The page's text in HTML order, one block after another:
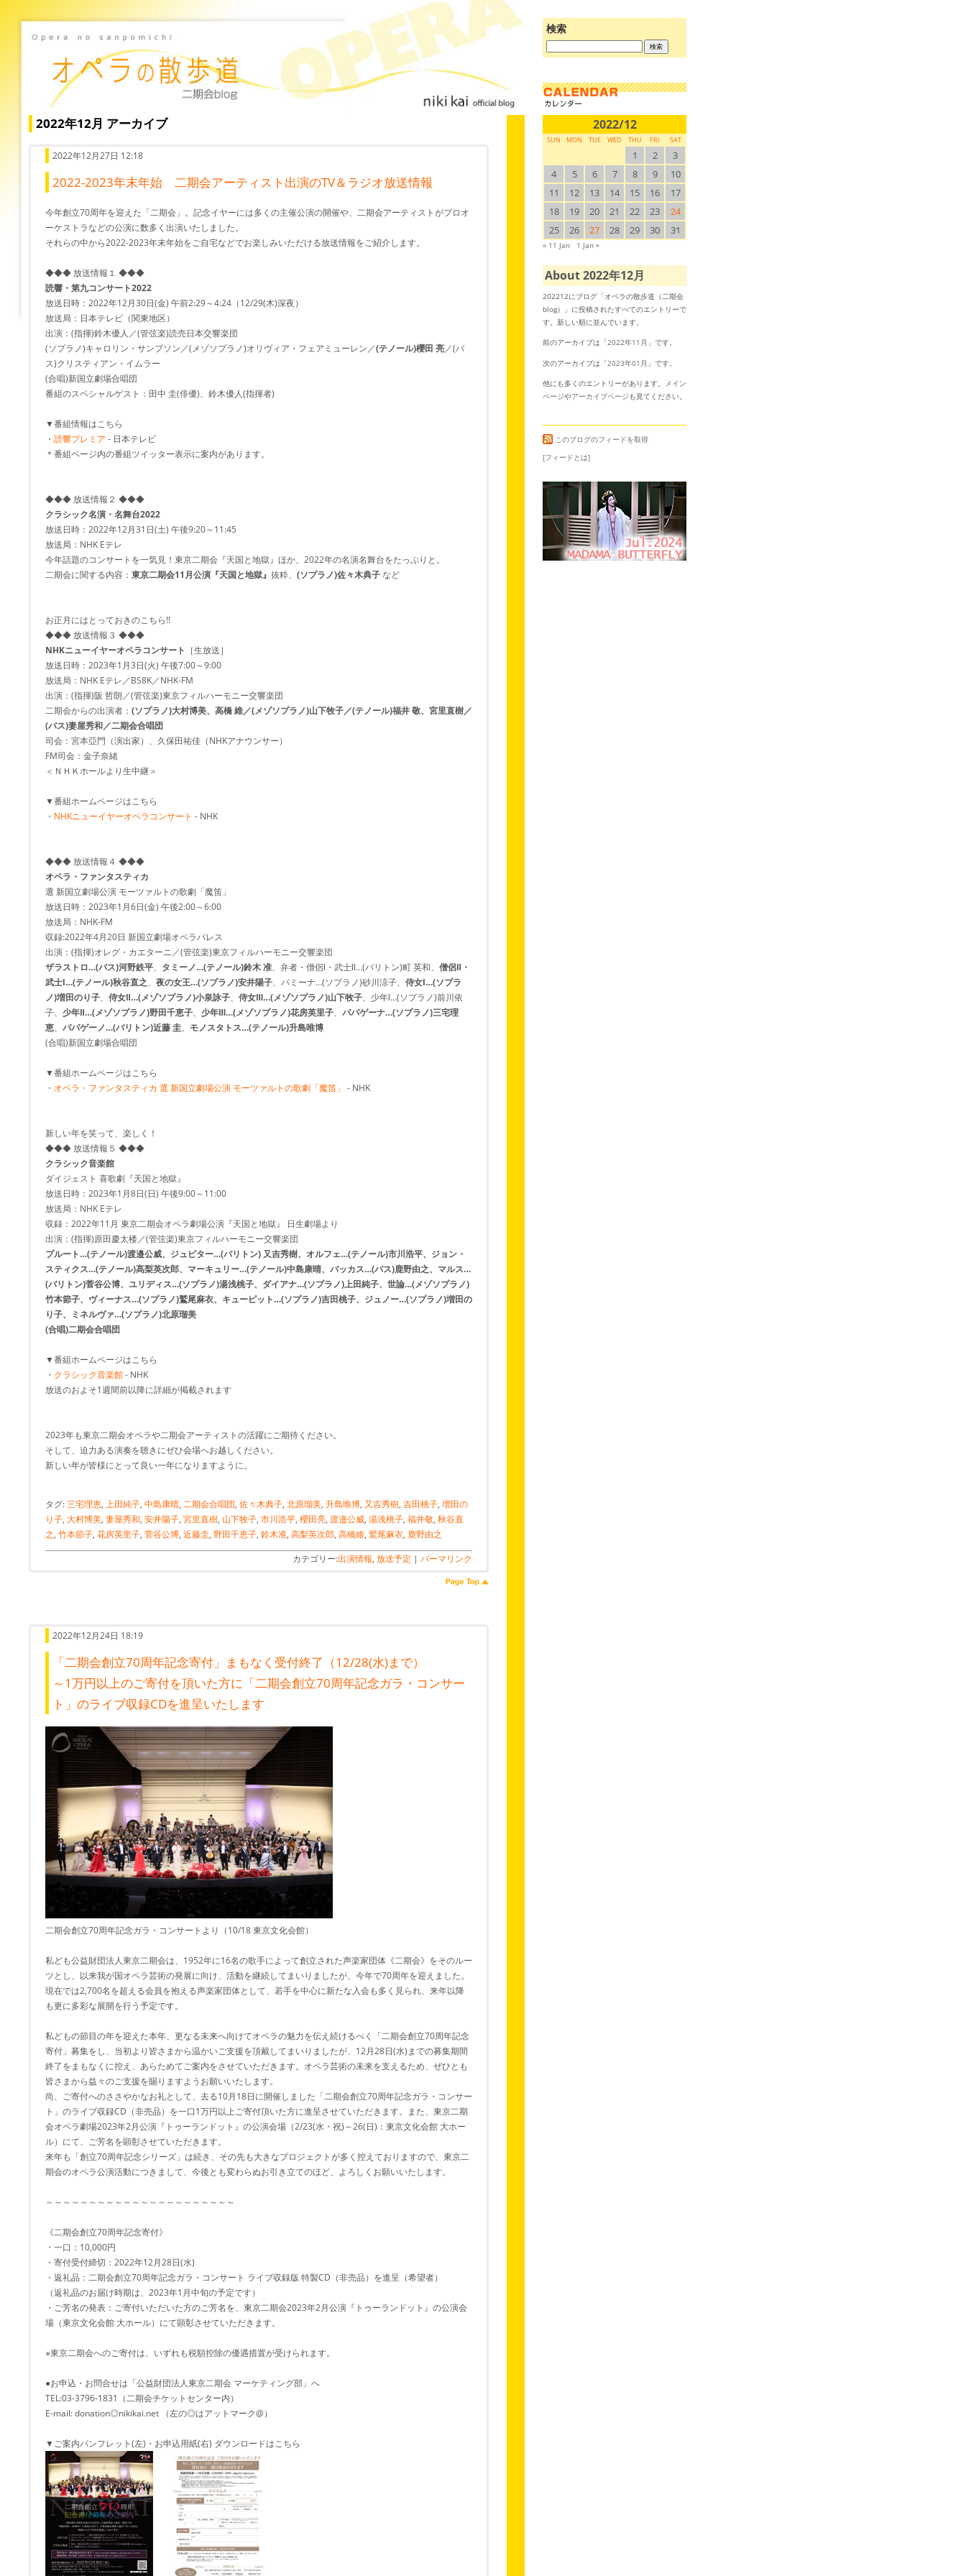
検索
ブ
ロ
検
索:
2022年12月 アーカイブ
2022年12月27日 12:18
2022-2023年末年始 二期会アーティスト出演のTV＆ラジオ放送情報
今年創立70周年を迎えた「二期会」。記念イヤーには多くの主催公演の開催や、二期会アーティストがプロオ
ーケストラなどの公演に数多く出演いたしました。
それらの中から2022-2023年末年始をご自宅などでお楽しみいただける放送情報をご紹介します。
◆◆◆ 放送情報１ ◆◆◆
読響・第九コンサート2022
放送日時：2022年12月30日(金) 午前2:29～4:24（12/29(木)深夜）
放送局：日本テレビ（関東地区）
出演：(指揮)鈴木優人／(管弦楽)読売日本交響楽団
(ソプラノ)キャロリン・サンプソン／(メゾソプラノ)オリヴィア・フェアミューレン／(テノール)櫻田 亮／(バ
ス)クリスティアン・イムラー
(合唱)新国立劇場合唱団
番組のスペシャルゲスト：田中 圭(俳優)、鈴木優人(指揮者)
▼番組情報はこちら
・ 読響プレミア - 日本テレビ
＊番組ページ内の番組ツイッター表示に案内があります。
◆◆◆ 放送情報２ ◆◆◆
クラシック名演・名舞台2022
放送日時：2022年12月31日(土) 午後9:20～11:45
放送局：NHK Eテレ
今年話題のコンサートを一気見！東京二期会『天国と地獄』ほか、2022年の名演名舞台をたっぷりと。
二期会に関する内容： 東京二期会11月公演『天国と地獄』 抜粋、 (ソプラノ)佐々木典子 など
お正月にはとっておきのこちら!!
◆◆◆ 放送情報３ ◆◆◆
NHKニューイヤーオペラコンサート ［生放送］
放送日時：2023年1月3日(火) 午後7:00～9:00
放送局：NHK Eテレ／BS8K／NHK-FM
出演：(指揮)阪 哲朗／(管弦楽)東京フィルハーモニー交響楽団
二期会からの出演者： (ソプラノ)大村博美、高橋 維／(メゾソプラノ)山下牧子／(テノール)福井 敬、宮里直樹／
(バス)妻屋秀和／二期会合唱団
司会：宮本亞門（演出家）、久保田祐佳（NHKアナウンサー）
FM司会：金子奈緒
＜ＮＨＫホールより生中継＞
▼番組ホームページはこちら
・ NHKニューイヤーオペラコンサート - NHK
◆◆◆ 放送情報４ ◆◆◆
オペラ・ファンタスティカ
選 新国立劇場公演 モーツァルトの歌劇「魔笛」
放送日時：2023年1月6日(金) 午後2:00～6:00
放送局：NHK-FM
収録:2022年4月20日 新国立劇場オペラパレス
出演：(指揮)オレグ・カエターニ／(管弦楽)東京フィルハーモニー交響楽団
ザラストロ…(バス)河野鉄平、 タミーノ…(テノール)鈴木 准、弁者・僧侶Ⅰ・武士Ⅱ…(バリトン)町 英和、 僧侶Ⅱ・
武士Ⅰ…(テノール)秋谷直之、 夜の女王…(ソプラノ)安井陽子、パミーナ…(ソプラノ)砂川涼子、 侍女Ⅰ…(ソプラ
ノ)増田のり子、 侍女Ⅱ…(メゾソプラノ)小泉詠子、 侍女Ⅲ…(メゾソプラノ)山下牧子、少年Ⅰ…(ソプラノ)前川依
子、 少年Ⅱ…(メゾソプラノ)野田千恵子、 少年Ⅲ…(メゾソプラノ)花房英里子、 パパゲーナ…(ソプラノ)三宅理
恵、 パパゲーノ…(バリトン)近藤 圭、 モノスタトス…(テノール)升島唯博
(合唱)新国立劇場合唱団
▼番組ホームページはこちら
・ オペラ・ファンタスティカ 選 新国立劇場公演 モーツァルトの歌劇「魔笛」 - NHK
新しい年を笑って、楽しく！
◆◆◆ 放送情報５ ◆◆◆
クラシック音楽館
ダイジェスト 喜歌劇『天国と地獄』
放送日時：2023年1月8日(日) 午後9:00～11:00
放送局：NHK Eテレ
収録：2022年11月 東京二期会オペラ劇場公演『天国と地獄』 日生劇場より
出演：(指揮)原田慶太楼／(管弦楽)東京フィルハーモニー交響楽団
プルート…(テノール)渡邉公威、ジュピター…(バリトン) 又吉秀樹、オルフェ…(テノール)市川浩平、ジョン・
スティクス…(テノール)髙梨英次郎、マーキュリー…(テノール)中島康晴、バッカス…(バス)鹿野由之、マルス…
(バリトン)菅谷公博、ユリディス…(ソプラノ)湯浅桃子、ダイアナ…(ソプラノ)上田純子、世論…(メゾソプラノ)
竹本節子、ヴィーナス…(ソプラノ)鷲尾麻衣、キューピット…(ソプラノ)吉田桃子、ジュノー…(ソプラノ)増田の
り子、ミネルヴァ…(ソプラノ)北原瑠美
(合唱)二期会合唱団
▼番組ホームページはこちら
・ クラシック音楽館- NHK
放送のおよそ1週間前以降に詳細が掲載されます
2023年も東京二期会オペラや二期会アーティストの活躍にご期待ください。
そして、迫力ある演奏を聴きにぜひ会場へお越しください。
新しい年が皆様にとって良い一年になりますように。
タグ:三宅理恵, 上田純子, 中島康晴, 二期会合唱団, 佐々木典子, 北原瑠美, 升島唯博, 又吉秀樹, 吉田桃子, 増田の
り子, 大村博美, 妻屋秀和, 安井陽子, 宮里直樹, 山下牧子, 市川浩平, 櫻田亮, 渡邉公威, 湯浅桃子, 福井敬, 秋谷直
之, 竹本節子, 花房英里子, 菅谷公博, 近藤圭, 野田千恵子, 鈴木准, 高梨英次郎, 高橋維, 鷲尾麻衣, 鹿野由之
カテゴリー:出演情報, 放送予定 | パーマリンク
2022年12月24日 18:19
「二期会創立70周年記念寄付」まもなく受付終了（12/28(水)まで）
～1万円以上のご寄付を頂いた方に「二期会創立70周年記念ガラ・コンサー
ト」のライブ収録CDを進呈いたします
二期会創立70周年記念ガラ・コンサートより（10/18 東京文化会館）
私ども公益財団法人東京二期会は、1952年に16名の歌手によって創立された声楽家団体《二期会》をそのルー
ツとし、以来我が国オペラ芸術の発展に向け、活動を継続してまいりましたが、今年で70周年を迎えました。
現在では2,700名を超える会員を抱える声楽家団体として、若手を中心に新たな入会も多く見られ、来年以降
も更に多彩な展開を行う予定です。
私どもの節目の年を迎えた本年、更なる未来へ向けてオペラの魅力を伝え続けるべく「二期会創立70周年記念
寄付」募集をし、当初より皆さまから温かいご支援を頂戴してまいりましたが、12月28日(水)までの募集期間
終了をまもなくに控え、あらためてご案内をさせていただきます。オペラ芸術の未来を支えるため、ぜひとも
皆さまから益々のご支援を賜りますようお願いいたします。
尚、ご寄付へのささやかなお礼として、去る10月18日に開催しました「二期会創立70周年記念ガラ・コンサー
ト」のライブ収録CD（非売品）を一口1万円以上ご寄付頂いた方に進呈させていただきます。また、東京二期
会オペラ劇場2023年2月公演『トゥーランドット』の公演会場（2/23(水・祝)～26(日)：東京文化会館 大ホー
ル）にて、ご芳名を顕彰させていただきます。
来年も「創立70周年記念シリーズ」は続き、その先も大きなプロジェクトが多く控えておりますので、東京二
期会のオペラ公演活動につきまして、今後とも変わらぬお引き立てのほど、よろしくお願いいたします。
～～～～～～～～～～～～～～～～～～～～～～
《二期会創立70周年記念寄付》
・一口：10,000円
・寄付受付締切：2022年12月28日(水)
・返礼品：二期会創立70周年記念ガラ・コンサート ライブ収録版 特製CD（非売品）を進呈（希望者）
（返礼品のお届け時期は、2023年1月中旬の予定です）
・ご芳名の発表：ご寄付いただいた方のご芳名を、東京二期会2023年2月公演『トゥーランドット』の公演会
場（東京文化会館 大ホール）にて顕彰させていただきます。
※東京二期会へのご寄付は、いずれも税額控除の優遇措置が受けられます。
●お申込・お問合せは「公益財団法人東京二期会 マーケティング部」へ
TEL:03-3796-1831（二期会チケットセンター内）
E-mail: donation◎nikikai.net （左の◎はアットマーク@）
▼ご案内パンフレット(左)・お申込用紙(右) ダウンロードはこちら
2022/12
SUN MON TUE WED THU FRI SAT
1 2
3
4
5 6 7 8 9
10
11
12 13 14 15 16
17
18
19 20 21 22 23
24
25
26 27 28 29 30 31
« 11 Jan 1 Jan »
About 2022年12月
202212にブログ「オペラの散歩道（二期会
blog）」に投稿されたすべてのエントリーで
す。新しい順に並んでいます。
前のアーカイブは「2022年11月 」です。
次のアーカイブは「2023年01月 」です。
他にも多くのエントリーがあります。 メイン
ページやアーカイブページ も見てください。
このブログのフィードを取得
[フィードとは]